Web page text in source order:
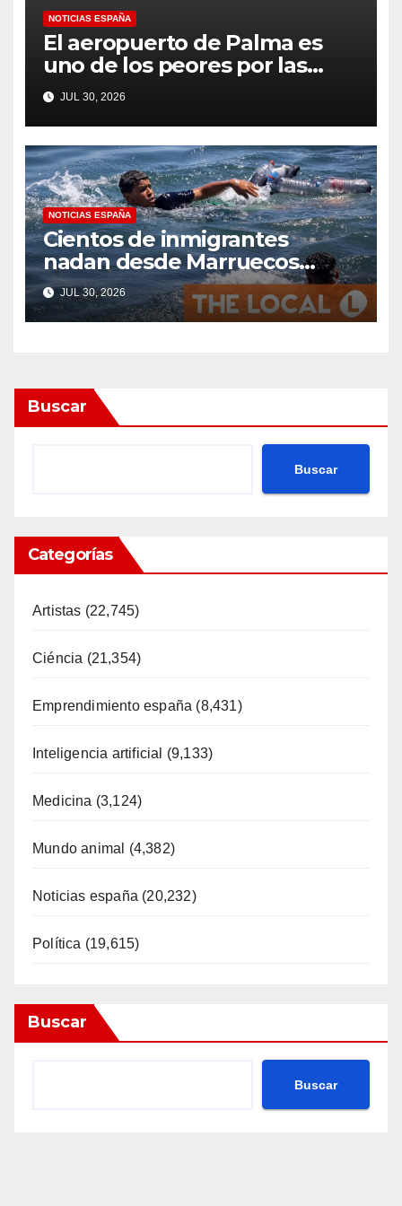
NOTICIAS ESPAÑA
El aeropuerto de Palma es
uno de los peores por las
colas en el control fronterizo
EES para los británicos que se
dirigen a Mallorca según
Which?
JUL 30, 2026
NOTICIAS ESPAÑA
Cientos de inmigrantes
nadan desde Marruecos
hasta el territorio español de
Ceuta
JUL 30, 2026
Buscar
Buscar
Categorías
Artistas (22,745)
Ciéncia (21,354)
Emprendimiento españa (8,431)
Inteligencia artificial (9,133)
Medicina (3,124)
Mundo animal (4,382)
Noticias españa (20,232)
Política (19,615)
Buscar
Buscar